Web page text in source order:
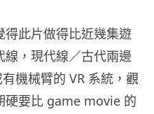
此片做得比近幾集遊
，現代線／古代兩邊
機械臂的 VR 系統，觀
硬要比 game movie 的